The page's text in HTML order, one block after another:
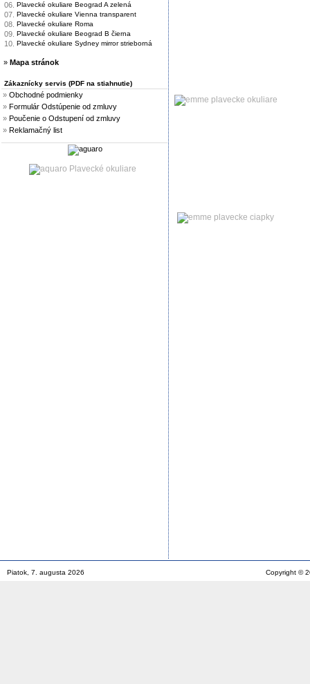
06. Plavecké okuliare Beograd A zelená
07. Plavecké okuliare Vienna transparent
08. Plavecké okuliare Roma
09. Plavecké okuliare Beograd B čierna
10. Plavecké okuliare Sydney mirror strieborná
» Mapa stránok
Zákaznícky servis (PDF na stiahnutie)
» Obchodné podmienky
» Formulár Odstúpenie od zmluvy
» Poučenie o Odstupení od zmluvy
» Reklamačný list
Piatok, 7. augusta 2026 Copyright ©